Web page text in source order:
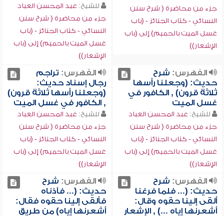
جزء من محاضرة ( شرح سنن
النسائي - كتاب الجنائز - (باب
غسل الميت بالحميم) إلى (باب
الإشعار))
للشيخ: عبد المحسن العباد
جزء من محاضرة ( شرح سنن
النسائي - كتاب الجنائز - (باب
غسل الميت بالحميم) إلى (باب
الإشعار))
الفهرس: شرح
حديث: (وجعلنا رأسها
ثلاثة قرون) , الكافور في
غسل الميت
للشيخ: عبد المحسن العباد
جزء من محاضرة ( شرح سنن
النسائي - كتاب الجنائز - (باب
غسل الميت بالحميم) إلى (باب
الإشعار))
الفهرس: تراجم
رجال إسناد حديث:
(وجعلنا رأسها ثلاثة قرون)
, الكافور في غسل الميت
للشيخ: عبد المحسن العباد
جزء من محاضرة ( شرح سنن
النسائي - كتاب الجنائز - (باب
غسل الميت بالحميم) إلى (باب
الإشعار))
الفهرس: شرح
حديث: (... فلما فرغنا
ألقى إلينا حقوه وقال:
أشعرنها إياه ...) , الإشعار
الفهرس: شرح
حديث: (... فآذناه
فألقى إلينا حقوه فقال:
أشعرنها إياه) من طريق